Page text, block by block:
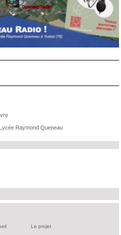
Lycée Raymond Queneau
Le projet